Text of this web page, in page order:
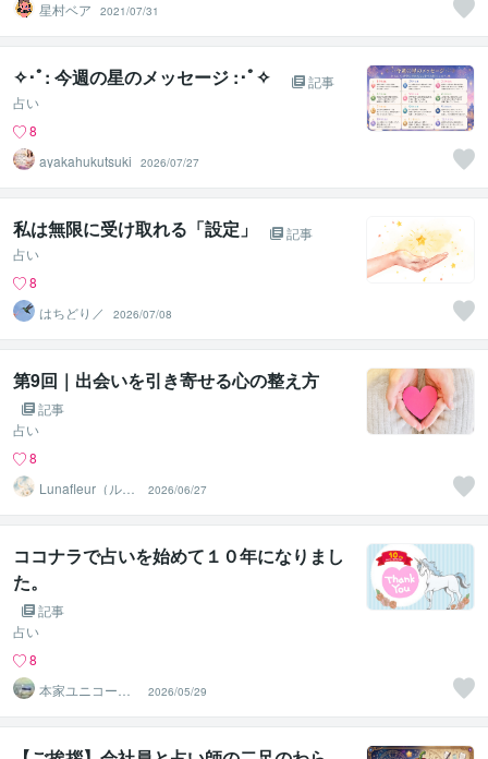
星村ベア 2021/07/31
✧･ﾟ: 今週の星のメッセージ :･ﾟ✧
記事
占い
8
ayakahukutsuki
2026/07/27
私は無限に受け取れる「設定」
記事
占い
8
はちどり／
2026/07/08
第9回｜出会いを引き寄せる心の整え方
記事
占い
8
Lunafleur（ルナ
2026/06/27
ココナラで占いを始めて１０年になりまし
た。
記事
占い
8
本家ユニコーン
の使者桜10周年
ありがとう
2026/05/29